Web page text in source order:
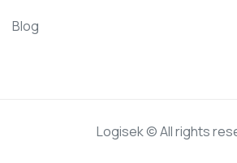
Blog
Logisek © All rights